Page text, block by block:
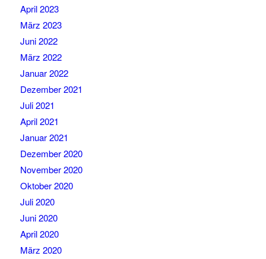
April 2023
März 2023
Juni 2022
März 2022
Januar 2022
Dezember 2021
Juli 2021
April 2021
Januar 2021
Dezember 2020
November 2020
Oktober 2020
Juli 2020
Juni 2020
April 2020
März 2020